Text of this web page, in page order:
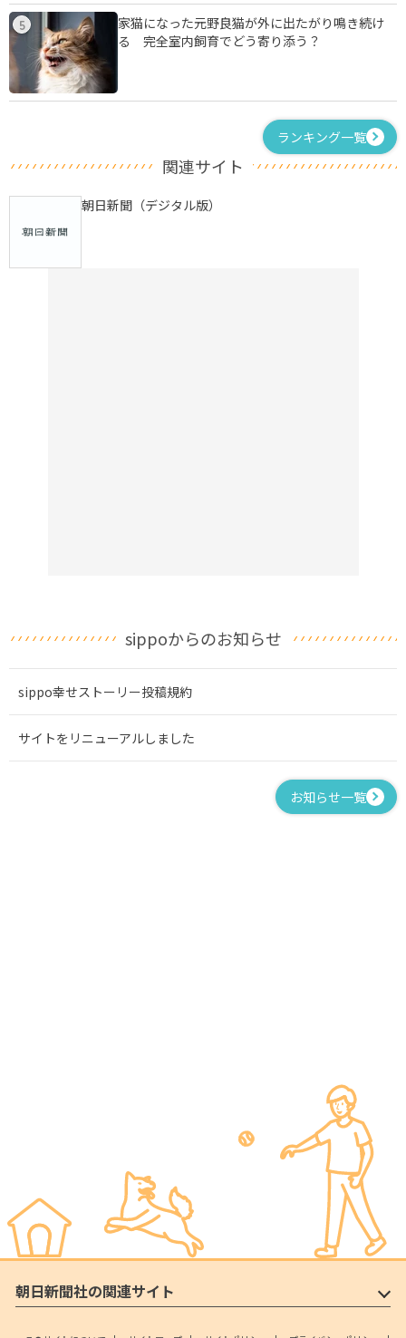
5
家猫になった元野良猫が外に出たがり鳴き続け
る 完全室内飼育でどう寄り添う？
ランキング一覧
関連サイト
朝日新聞（デジタル版）
sippoからのお知らせ
sippo幸せストーリー投稿規約
サイトをリニューアルしました
お知らせ一覧
朝日新聞社の関連サイト